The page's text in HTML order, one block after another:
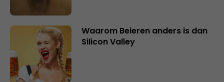
Waarom Beieren anders is dan
Silicon Valley